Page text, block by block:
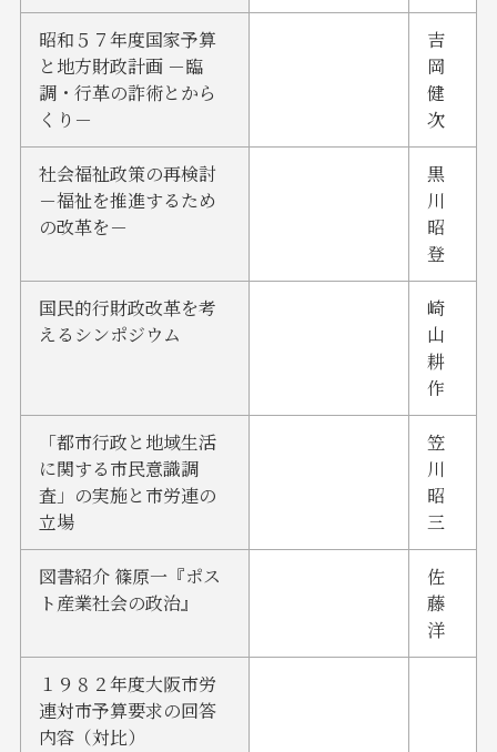
昭和５７年度国家予算
と地方財政計画 －臨
調・行革の詐術とから
くり－
吉
岡
健
次
社会福祉政策の再検討
－福祉を推進するため
の改革を－
黒
川
昭
登
国民的行財政改革を考
えるシンポジウム
崎
山
耕
作
「都市行政と地域生活
に関する市民意識調
査」の実施と市労連の
立場
笠
川
昭
三
図書紹介 篠原一『ポス
ト産業社会の政治』
佐
藤
洋
１９８２年度大阪市労
連対市予算要求の回答
内容（対比）